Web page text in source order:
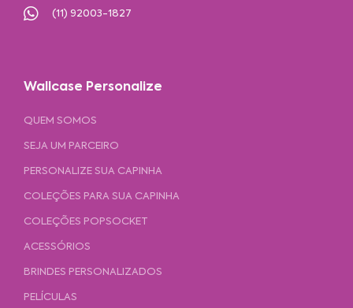
(11) 92003-1827
Wallcase Personalize
QUEM SOMOS
SEJA UM PARCEIRO
PERSONALIZE SUA CAPINHA
COLEÇÕES PARA SUA CAPINHA
COLEÇÕES POPSOCKET
ACESSÓRIOS
BRINDES PERSONALIZADOS
PELÍCULAS